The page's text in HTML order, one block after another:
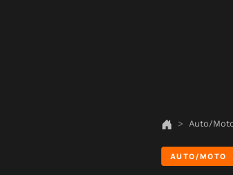
Auto/
AUTO/MOTO